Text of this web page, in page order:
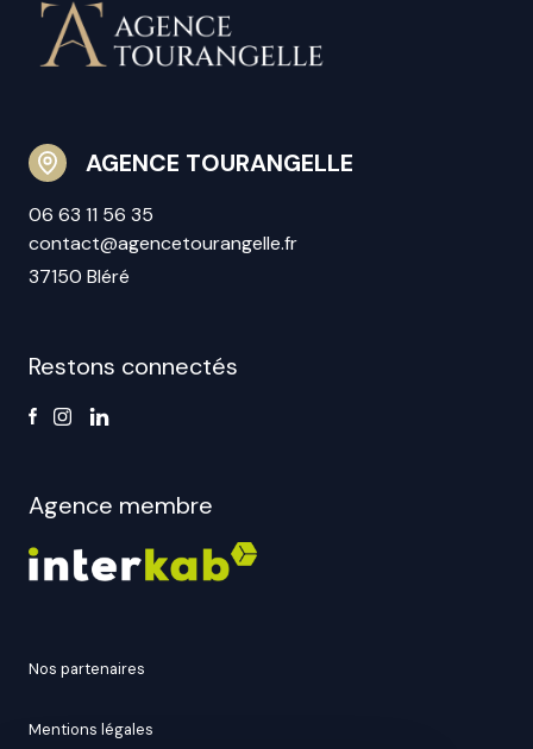
AGENCE TOURANGELLE
06 63 11 56 35
contact@agencetourangelle.fr
37150 Bléré
Restons connectés
Agence membre
nos partenaires
mentions légales